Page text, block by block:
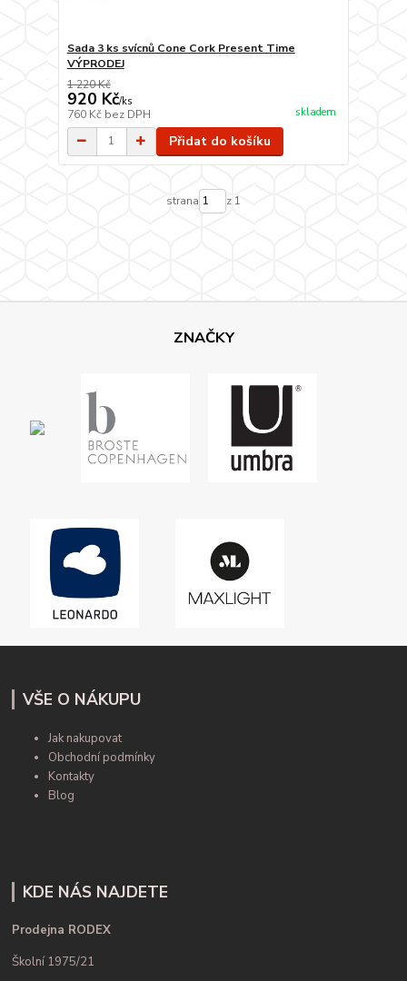
Sada 3 ks svícnů Cone Cork Present Time
VÝPRODEJ
1 220 Kč
920 Kč/ks
760 Kč bez DPH skladem
Přidat do košíku
strana z 1
ZNAČKY
VŠE O NÁKUPU
Jak nakupovat
Obchodní podmínky
Kontakty
Blog
KDE NÁS NAJDETE
Prodejna RODEX
Školní 1975/21